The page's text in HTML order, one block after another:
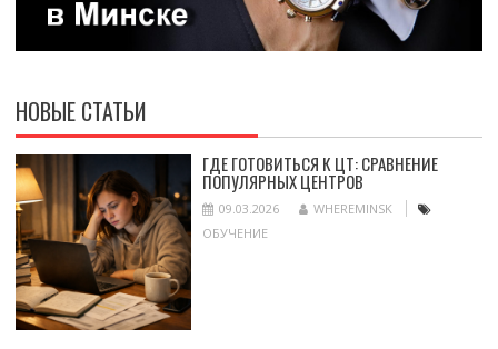
НОВЫЕ СТАТЬИ
ГДЕ ГОТОВИТЬСЯ К ЦТ: СРАВНЕНИЕ
ПОПУЛЯРНЫХ ЦЕНТРОВ
09.03.2026
WHEREMINSK
ОБУЧЕНИЕ